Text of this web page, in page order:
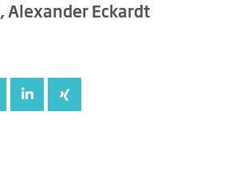
Alexander Eckardt